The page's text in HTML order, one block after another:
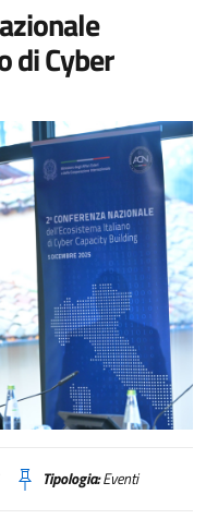
di Cyber
italiano di Cyber Capacity
Tipologia:Eventi